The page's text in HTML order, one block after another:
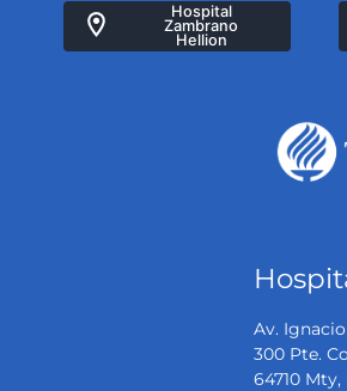
Hospital
Zambrano
Hellion
Av.
300 Pte.
64710 Mty,